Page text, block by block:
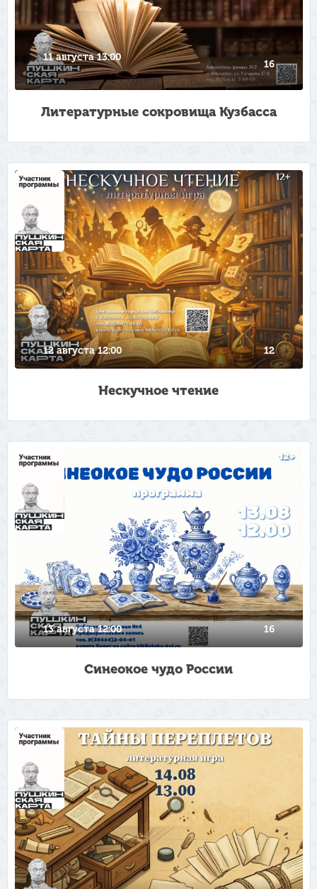
11 августа 13:00
16
Литературные сокровища Кузбасса
12 августа 12:00 12
Нескучное чтение
13 августа 12:00 16
Синеокое чудо России